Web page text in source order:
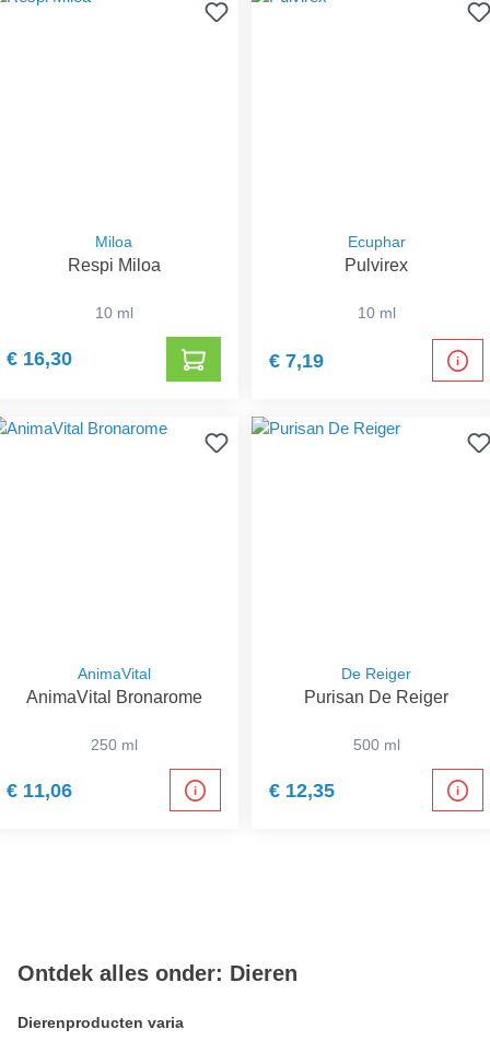
Miloa
Respi Miloa
10 ml
€ 16,30
Ecuphar
Pulvirex
10 ml
€ 7,19
AnimaVital
AnimaVital Bronarome
250 ml
€ 11,06
De Reiger
Purisan De Reiger
500 ml
€ 12,35
Ontdek alles onder: Dieren
Dierenproducten varia